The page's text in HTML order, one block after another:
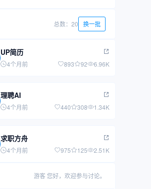
总数：20 换一批
UP简历
4个月前 893 92 6.96K
理聘AI
4个月前 440 308 1.34K
求职方舟
4个月前 975 125 2.51K
游客 您好，欢迎参与讨论。